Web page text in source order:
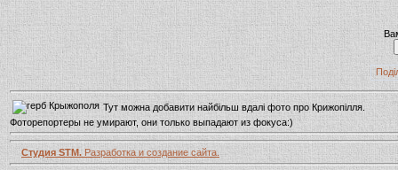
Тут можна добавити найбільш вдалі фото про Крижопілля.
Фоторепортеры не умирают, они только выпадают из фокуса:)
Студия STM. Разработка и создание сайта.